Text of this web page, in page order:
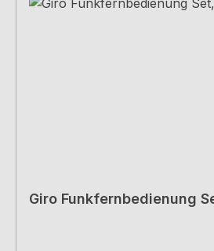
Giro Funkfernbedienung